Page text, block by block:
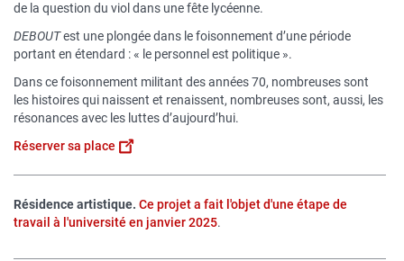
de la question du viol dans une fête lycéenne.
DEBOUTest une plongée dans le foisonnement d’une période
portant en étendard : « le personnel est politique ».
Dans ce foisonnement militant des années 70, nombreuses sont
les histoires qui naissent et renaissent, nombreuses sont, aussi, les
résonances avec les luttes d’aujourd’hui.
Réserver sa place
Résidence artistique. Ce projet a fait l'objet d'une étape de
travail à l'université en janvier 2025.